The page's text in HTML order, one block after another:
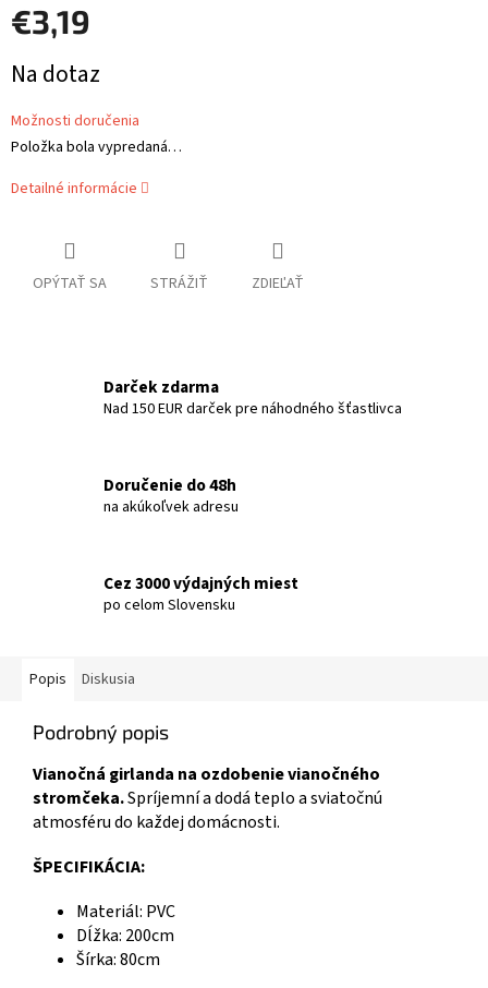
€3,19
cena:
Na dotaz
Možnosti doručenia
Položka bola vypredaná…
Detailné informácie
OPÝTAŤ SA STRÁŽIŤ ZDIEĽAŤ
Darček zdarma
Nad 150 EUR darček pre náhodného šťastlivca
Doručenie do 48h
na akúkoľvek adresu
Cez 3000 výdajných miest
po celom Slovensku
Popis Diskusia
Podrobný popis
Vianočná girlanda na ozdobenie vianočného
stromčeka.Spríjemní a dodá teplo a sviatočnú
atmosféru do každej domácnosti.
ŠPECIFIKÁCIA:
Materiál: PVC
Dĺžka: 200cm
Šírka: 80cm